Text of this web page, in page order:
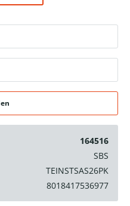
164516
SBS
TEINSTSAS26PK
8018417536977